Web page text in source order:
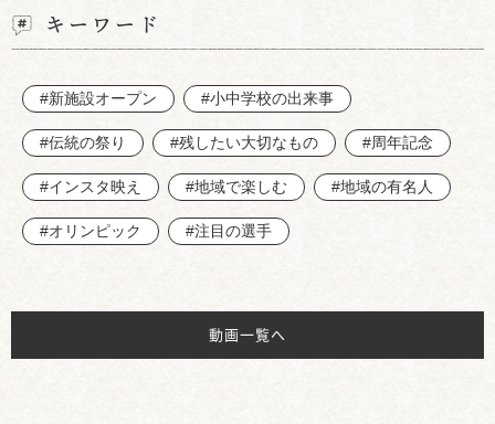
キーワード
#新施設オープン #小中学校の出来事
#伝統の祭り #残したい大切なもの #周年記念
#インスタ映え #地域で楽しむ #地域の有名人
#オリンピック #注目の選手
動画一覧へ